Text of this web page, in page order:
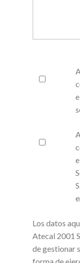
Los datos
Atecal 2001
de gestionar